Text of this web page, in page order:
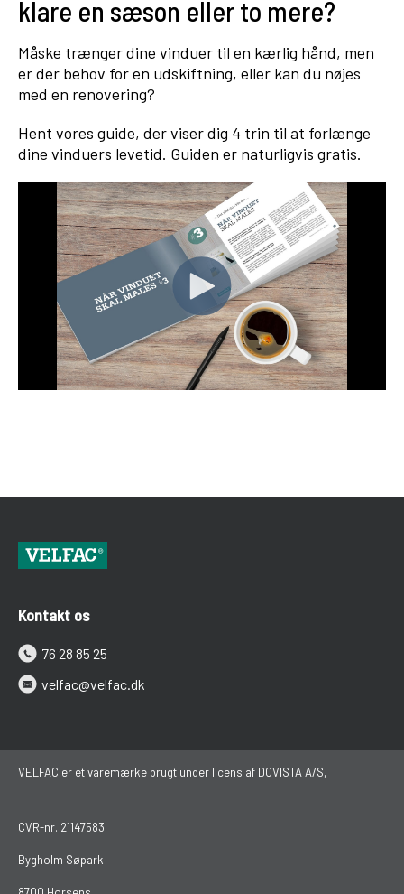
klare en sæson eller to mere?
Måske trænger dine vinduer til en kærlig hånd, men
er der behov for en udskiftning, eller kan du nøjes
med en renovering?
Hent vores guide, der viser dig 4 trin til at forlænge
dine vinduers levetid. Guiden er naturligvis gratis.
Kontakt os
76 28 85 25
velfac@velfac.dk
VELFAC er et varemærke brugt under licens af DOVISTA A/S,
CVR-nr. 21147583
Bygholm Søpark